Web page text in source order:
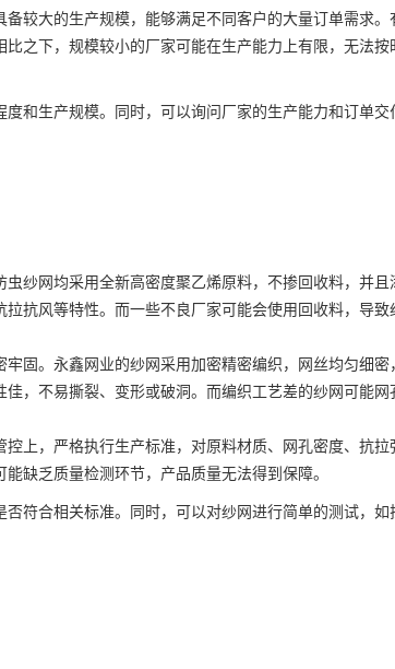
较大的生产规模，能够满足不同客户的大量订单需求。
之下，规模较小的厂家可能在生产能力上有限，无法按
和生产规模。同时，可以询问厂家的生产能力和订单交
纱网均采用全新高密度聚乙烯原料，不掺回收料，并且
抗风等特性。而一些不良厂家可能会使用回收料，导致
固。永鑫网业的纱网采用加密精密编织，网丝均匀细密，
，不易撕裂、变形或破洞。而编织工艺差的纱网可能网
上，严格执行生产标准，对原料材质、网孔密度、抗拉
缺乏质量检测环节，产品质量无法得到保障。
符合相关标准。同时，可以对纱网进行简单的测试，如